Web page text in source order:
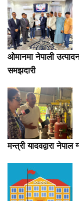
ओमानमा नेपाली
समझदारी
मन्त्री यादवद्वारा